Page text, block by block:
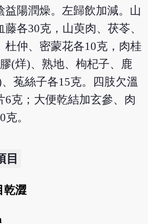
益陽潤燥。左歸飲加減。山
藤各30克，山萸肉、茯苓、
杜仲、密蒙花各10克，肉桂
(烊)、熟地、枸杞子、鹿
菟絲子各15克。四肢欠溫
6克；大便乾結加玄參、肉
。
目
乾澀